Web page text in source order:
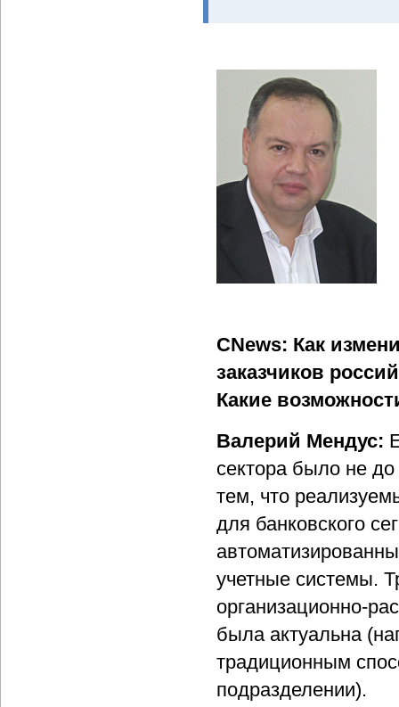
CNews: Как
заказчиков
Какие
Валерий Мендус:
сектора было не
тем, что
для банковского
учетные системы.
организационно-
была актуальна
традиционным
подразделении).